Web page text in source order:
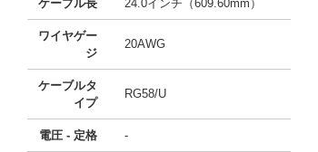
ケーブル長 24.0インチ（609.60mm）
ワイヤゲー
ジ
20AWG
ケーブルタ
イプ
RG58/U
電圧 - 定格 -